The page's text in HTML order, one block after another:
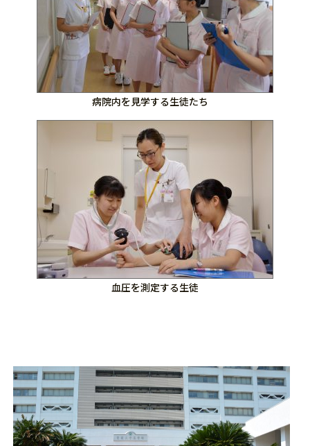
病院内を見学する生徒たち
血圧を測定する生徒